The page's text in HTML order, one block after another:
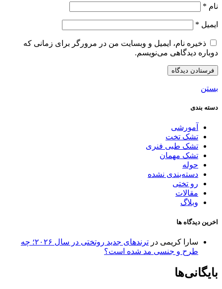
نام *
ایمیل *
ذخیره نام، ایمیل و وبسایت من در مرورگر برای زمانی که
دوباره دیدگاهی می‌نویسم.
بستن
دسته بندی
آمورشی
تشک تخت
تشک طبی فنری
تشک مهمان
حوله
دسته‌بندی نشده
رو تختی
مقالات
وبلاگ
اخرین دیدگاه ها
سارا کریمی در
ترندهای جدید روتختی در سال ۲۰۲۶؛ چه
طرح و جنسی مد شده است؟
بایگانی‌ها